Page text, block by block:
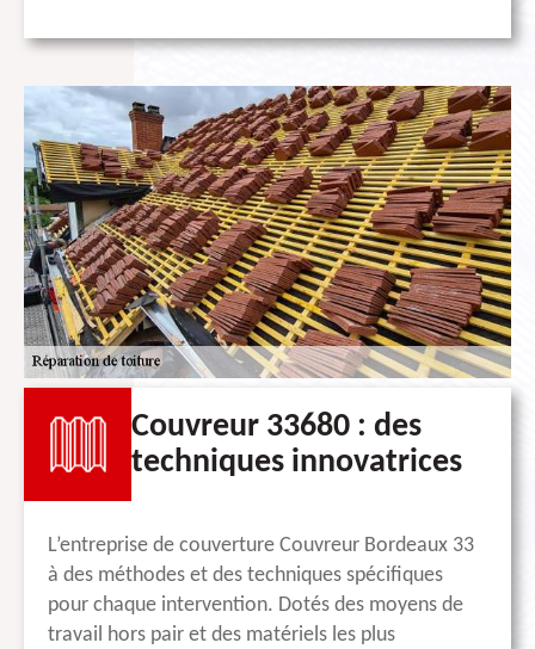
Couvreur 33680 : des
techniques innovatrices
L’entreprise de couverture Couvreur Bordeaux 33
à des méthodes et des techniques spécifiques
pour chaque intervention. Dotés des moyens de
travail hors pair et des matériels les plus